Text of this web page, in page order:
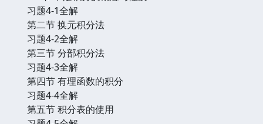
习题4-1全解
第二节 换元积分法
习题4-2全解
第三节 分部积分法
习题4-3全解
第四节 有理函数的积分
习题4-4全解
第五节 积分表的使用